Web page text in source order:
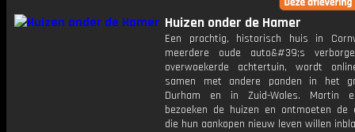
Huizen onder de Hamer
Een prachtig, historisch huis in
meerdere oude auto&#39;s
overwoekerde achtertuin, wordt
samen met andere panden in het
Durham en in Zuid-Wales. Martin
bezoeken de huizen en ontmoeten de
die hun aankopen nieuw leven willen